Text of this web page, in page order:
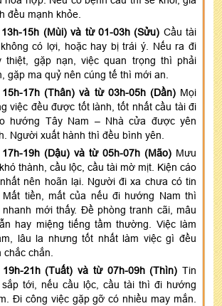
đều mạnh khỏe.
15h (Mùi) và từ 01-03h (Sửu) Cầu tài
có lợi, hoặc hay bị trái ý. Nếu ra đi
thiệt, gặp nạn, việc quan trọng thì phải
gặp ma quỷ nên cúng tế thì mới an.
17h (Thân) và từ 03h-05h (Dần) Mọi
việc đều được tốt lành, tốt nhất cầu tài đi
hướng Tây Nam – Nhà cửa được yên
Người xuất hành thì đều bình yên.
19h (Dậu) và từ 05h-07h (Mão) Mưu
thành, cầu lộc, cầu tài mờ mịt. Kiện cáo
nên hoãn lại. Người đi xa chưa có tin
Mất tiền, mất của nếu đi hướng Nam thì
nhanh mới thấy. Đề phòng tranh cãi, mâu
hay miệng tiếng tầm thường. Việc làm
lâu la nhưng tốt nhất làm việc gì đều
chắc chắn.
21h (Tuất) và từ 07h-09h (Thìn) Tin
sắp tới, nếu cầu lộc, cầu tài thì đi hướng
Đi công việc gặp gỡ có nhiều may mắn.